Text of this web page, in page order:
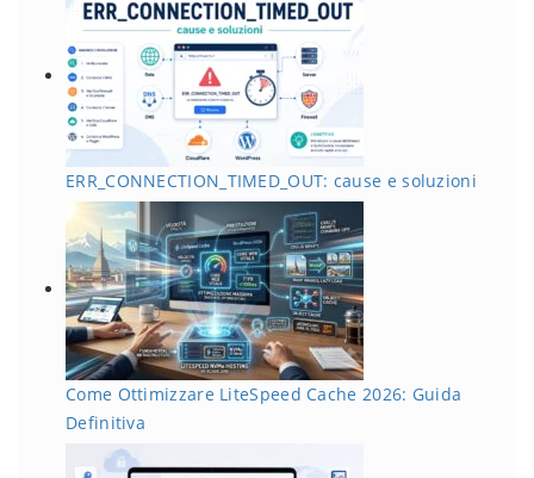
ERR_CONNECTION_TIMED_OUT: cause e soluzioni
Come Ottimizzare LiteSpeed Cache 2026: Guida
Definitiva